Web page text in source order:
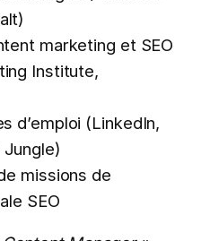
marketing et SEO
Institute,
d’emploi (LinkedIn,
missions de
SEO